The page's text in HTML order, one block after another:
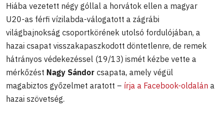
Hiába vezetett négy góllal a horvátok ellen a magyar
U20-as férfi vízilabda-válogatott a zágrábi
világbajnokság csoportkörének utolsó fordulójában, a
hazai csapat visszakapaszkodott döntetlenre, de remek
hátrányos védekezéssel (19/13) ismét kézbe vette a
mérkőzést Nagy Sándor csapata, amely végül
magabiztos győzelmet aratott – írja a Facebook-oldalán a
hazai szövetség.